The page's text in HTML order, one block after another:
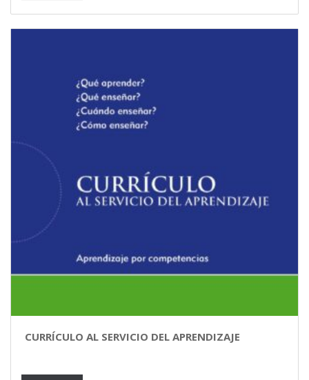
CURRÍCULO AL SERVICIO DEL APRENDIZAJE